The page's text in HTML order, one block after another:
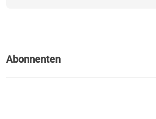
Abonnenten